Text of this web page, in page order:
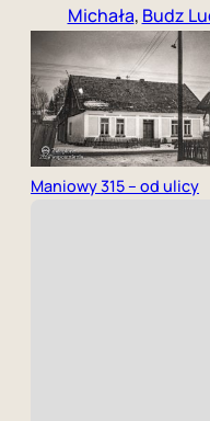
Michała, Budz
Maniowy 315 – od ulicy